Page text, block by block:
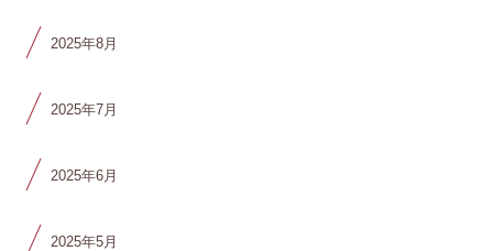
2025年8月
2025年7月
2025年6月
2025年5月